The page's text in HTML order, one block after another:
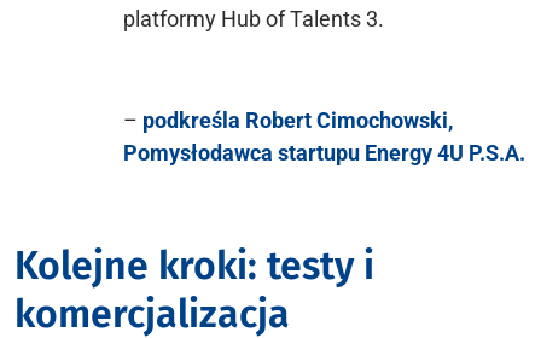
platformy Hub of Talents 3.
– podkreśla Robert Cimochowski,
Pomysłodawca startupu Energy 4U P.S.A.
Kolejne kroki: testy i
komercjalizacja